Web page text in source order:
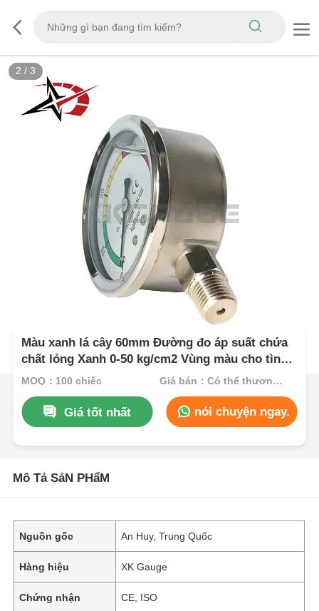
2 / 3
Màu xanh lá cây 60mm Đường đo áp suất chứa
chất lỏng Xanh 0-50 kg/cm2 Vùng màu cho tình
trạng an toàn Chỉ báo công nghiệp
MOQ：100 chiếc Giá bán：Có thể thương lượng
Giá tốt nhất nói chuyện ngay.
Mô Tả SảN PHẩM
Nguồn gốc An Huy, Trung Quốc
Hàng hiệu XK Gauge
Chứng nhận CE, ISO